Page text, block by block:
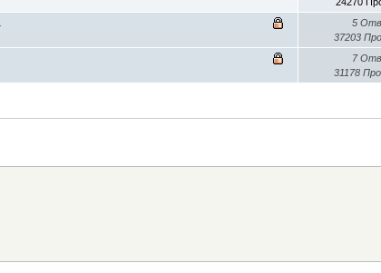
5
37203
7
31178